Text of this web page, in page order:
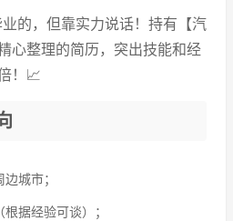
的，但靠实力说话！持有【汽
心整理的简历，突出技能和经
！📈
城市；
据经验可谈）；